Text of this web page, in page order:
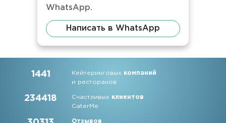
WhatsApp.
Написать в WhatsApp
1441 Кейтеринговых компаний
и ресторанов
234418 Счастливых клиентов
CaterMe
Отзывов